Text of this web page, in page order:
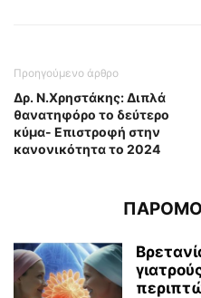
Προηγούμενο άρθρο
Δρ. Ν.Χρηστάκης: Διπλά
θανατηφόρο το δεύτερο
κύμα- Επιστροφή στην
κανονικότητα το 2024